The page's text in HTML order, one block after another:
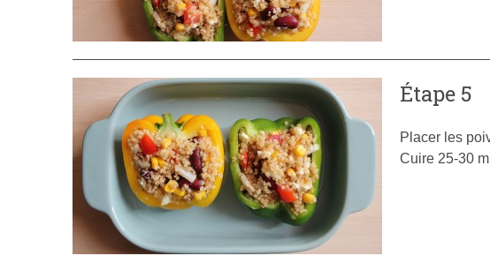
Étape 5
Placer les
Cuire 25-30